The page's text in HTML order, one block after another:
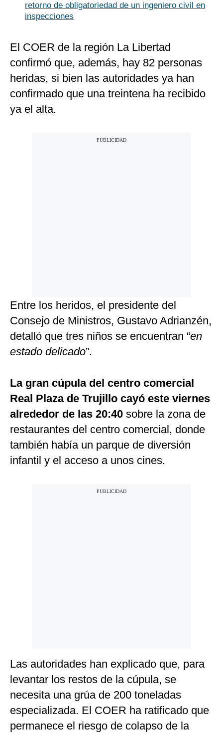
retorno de obligatoriedad de un ingeniero civil en
inspecciones
El COER de la región La Libertad
confirmó que, además, hay 82 personas
heridas, si bien las autoridades ya han
confirmado que una treintena ha recibido
ya el alta.
Entre los heridos, el presidente del
Consejo de Ministros, Gustavo Adrianzén,
detalló que tres niños se encuentran “en
estado delicado”.
La gran cúpula del centro comercial
Real Plaza de Trujillo cayó este viernes
alrededor de las 20:40 sobre la zona de
restaurantes del centro comercial, donde
también había un parque de diversión
infantil y el acceso a unos cines.
Las autoridades han explicado que, para
levantar los restos de la cúpula, se
necesita una grúa de 200 toneladas
especializada. El COER ha ratificado que
permanece el riesgo de colapso de la